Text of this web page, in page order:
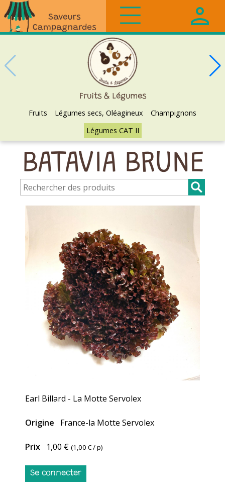
Saveurs
Campagnardes
Fruits & Légumes
Fruits Légumes secs, Oléagineux
Champignons
Légumes CAT II
BATAVIA BRUNE
Earl Billard - La Motte Servolex
Origine France-la Motte Servolex
Prix 1,00 € (1,00 €/ p)
Se connecter